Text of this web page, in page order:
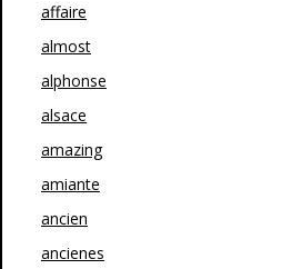
affaire
almost
alphonse
alsace
amazing
amiante
ancien
ancienes